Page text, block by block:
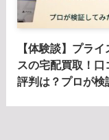
【体験談】プラ
スの宅配買取！口
評判は？プロが検